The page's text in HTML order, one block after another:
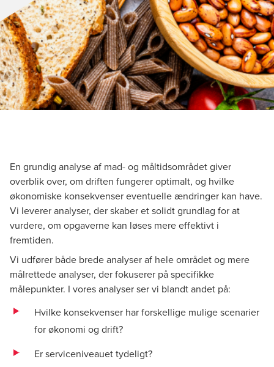
En grundig analyse af mad- og måltidsområdet giver
overblik over, om driften fungerer optimalt, og hvilke
økonomiske konsekvenser eventuelle ændringer kan have.
Vi leverer analyser, der skaber et solidt grundlag for at
vurdere, om opgaverne kan løses mere effektivt i
fremtiden.
Vi udfører både brede analyser af hele området og mere
målrettede analyser, der fokuserer på specifikke
målepunkter. I vores analyser ser vi blandt andet på:
Hvilke konsekvenser har forskellige mulige scenarier
for økonomi og drift?
Er serviceniveauet tydeligt?